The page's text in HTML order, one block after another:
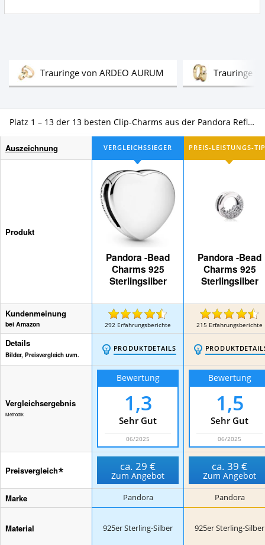
Trauringe von ARDEO AURUM Trauringe
Platz 1 – 13 der 13 besten Clip-Charms aus der Pandora Reflexions Kollektion im Vergleich
Auszeichnung
Produkt
Pandora -Bead
Charms 925
Sterlingsilber
Pandora -Bead
Charms 925
Sterlingsilber
Kundenmeinung
bei Amazon 292 Erfahrungsberichte 215 Erfahrungsberichte
Details
Bilder, Preisvergleich uvm.
PRODUKTDETAILS
Vergleichsergebnis
Methodik
Bewertung
1,3
Sehr Gut
06/2025
Bewertung
1,5
Sehr Gut
06/2025
Preisvergleich ca. 29 €
Zum Angebot
ca. 39 €
Zum Angebot
Marke Pandora Pandora
Material 925er Sterling-Silber 925er Sterling-Silber